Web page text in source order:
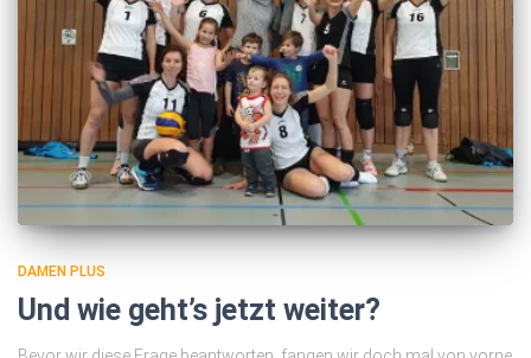
DAMEN PLUS
Und wie geht’s jetzt weiter?